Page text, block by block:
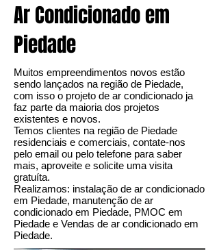
Ar Condicionado em
Piedade
Muitos empreendimentos novos estão
sendo lançados na região de Piedade,
com isso o projeto de ar condicionado ja
faz parte da maioria dos projetos
existentes e novos.
Temos clientes na região de Piedade
residenciais e comerciais, contate-nos
pelo email ou pelo telefone para saber
mais, aproveite e solicite uma visita
gratuíta.
Realizamos: instalação de ar condicionado
em Piedade, manutenção de ar
condicionado em Piedade, PMOC em
Piedade e Vendas de ar condicionado em
Piedade.